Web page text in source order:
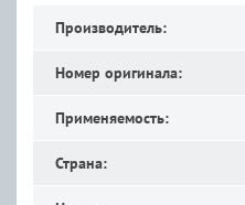
Производитель:
Номер оригинала:
Применяемость:
Страна: